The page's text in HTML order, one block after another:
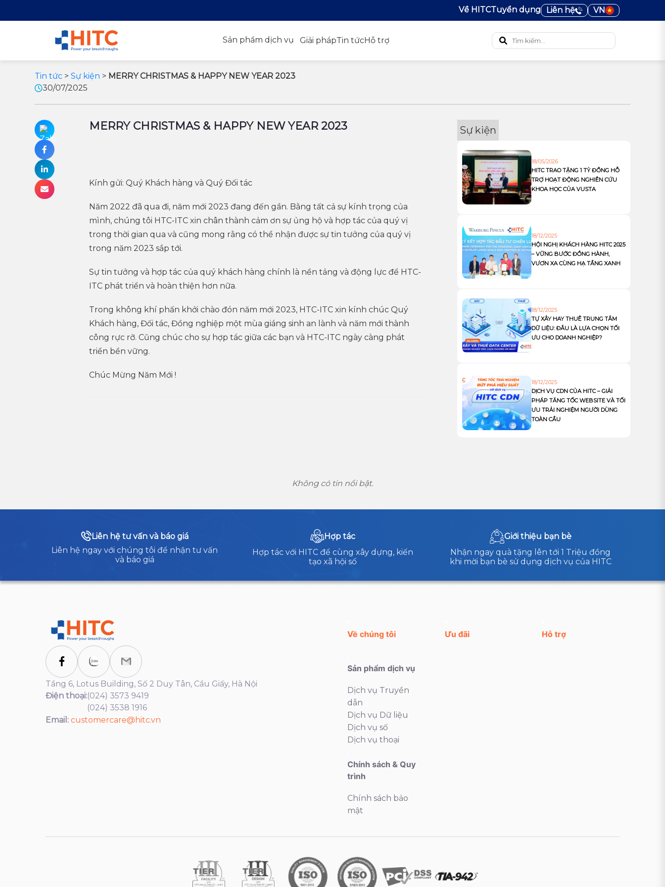
Về HITCTuyển dụng Liên hệ VN
Sản phẩm dịch vụ Giải phápTin tứcHỗ trợ
Tin tức > Sự kiện > MERRY CHRISTMAS & HAPPY NEW YEAR 2023
30/07/2025
MERRY CHRISTMAS & HAPPY NEW YEAR 2023
Kính gửi: Quý Khách hàng và Quý Đối tác
Năm 2022 đã qua đi, năm mới 2023 đang đến gần. Bằng tất cả sự kính trọng của
mình, chúng tôi HTC-ITC xin chân thành cảm ơn sự ủng hộ và hợp tác của quý vị
trong thời gian qua và cũng mong rằng có thể nhận được sự tin tưởng của quý vị
trong năm 2023 sắp tới.
Sự tin tưởng và hợp tác của quý khách hàng chính là nền tảng và động lực để HTC-
ITC phát triển và hoàn thiện hơn nữa.
Trong không khí phấn khởi chào đón năm mới 2023, HTC-ITC xin kính chúc Quý
Khách hàng, Đối tác, Đồng nghiệp một mùa giáng sinh an lành và năm mới thành
công rực rỡ. Cũng chúc cho sự hợp tác giữa các bạn và HTC-ITC ngày càng phát
triển bền vững.
Chúc Mừng Năm Mới !
Sự kiện
18/05/2026
HITC TRAO TẶNG 1 TỶ ĐỒNG HỖ
TRỢ HOẠT ĐỘNG NGHIÊN CỨU
KHOA HỌC CỦA VUSTA
18/12/2025
HỘI NGHỊ KHÁCH HÀNG HITC 2025
– VỮNG BƯỚC ĐỒNG HÀNH,
VƯƠN XA CÙNG HẠ TẦNG XANH
18/12/2025
TỰ XÂY HAY THUÊ TRUNG TÂM
DỮ LIỆU: ĐÂU LÀ LỰA CHỌN TỐI
ƯU CHO DOANH NGHIỆP?
18/12/2025
DỊCH VỤ CDN CỦA HITC – GIẢI
PHÁP TĂNG TỐC WEBSITE VÀ TỐI
ƯU TRẢI NGHIỆM NGƯỜI DÙNG
TOÀN CẦU
Không có tin nổi bật.
Liên hệ tư vấn và báo giá
Liên hệ ngay với chúng tôi để nhận tư vấn
và báo giá
Hợp tác
Hợp tác với HITC để cùng xây dựng, kiến
tạo xã hội số
Giới thiệu bạn bè
Nhận ngay quà tặng lên tới 1 Triệu đồng
khi mời bạn bè sử dụng dịch vụ của HITC
Tầng 6, Lotus Building, Số 2 Duy Tân, Cầu Giấy, Hà Nội
Điện thoại:(024) 3573 9419
(024) 3538 1916
Email: customercare@hitc.vn
Về chúng tôi
Sản phẩm dịch vụ
Dịch vụ Truyền
dẫn
Dịch vụ Dữ liệu
Dịch vụ số
Dịch vụ thoại
Chính sách & Quy
trình
Chính sách bảo
mật
Ưu đãi Hỗ trợ